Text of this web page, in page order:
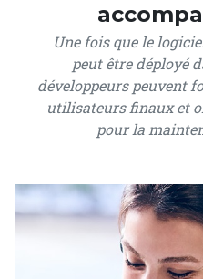
Une fois que le
peut être déployé
développeurs peuvent
utilisateurs finaux et
pour la